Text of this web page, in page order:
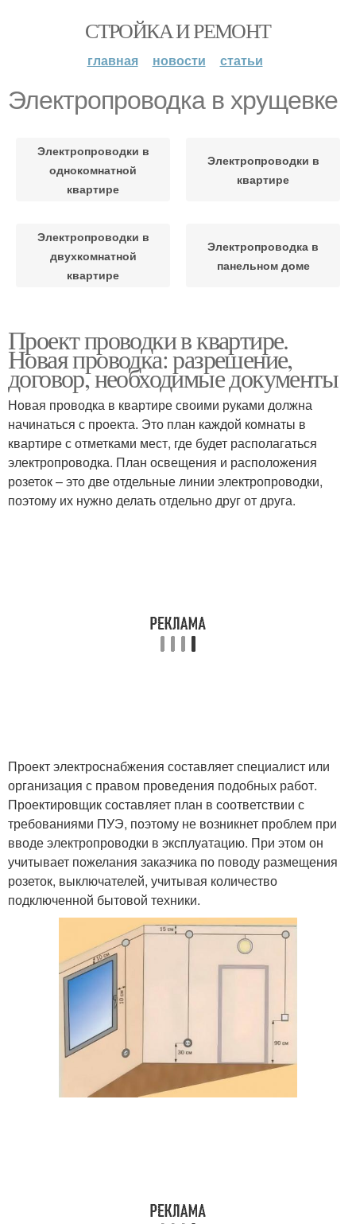
СТРОЙКА И РЕМОНТ
главная новости статьи
Электропроводка в хрущевке
Электропроводки в
однокомнатной
квартире
Электропроводки в
квартире
Электропроводки в
двухкомнатной
квартире
Электропроводка в
панельном доме
Проект проводки в квартире.
Новая проводка: разрешение,
договор, необходимые документы
Новая проводка в квартире своими руками должна
начинаться с проекта. Это план каждой комнаты в
квартире с отметками мест, где будет располагаться
электропроводка. План освещения и расположения
розеток – это две отдельные линии электропроводки,
поэтому их нужно делать отдельно друг от друга.
Проект электроснабжения составляет специалист или
организация с правом проведения подобных работ.
Проектировщик составляет план в соответствии с
требованиями ПУЭ, поэтому не возникнет проблем при
вводе электропроводки в эксплуатацию. При этом он
учитывает пожелания заказчика по поводу размещения
розеток, выключателей, учитывая количество
подключенной бытовой техники.